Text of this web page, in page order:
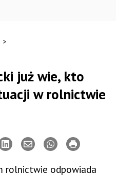
>
już wie, kto
w rolnictwie
rolnictwie odpowiada